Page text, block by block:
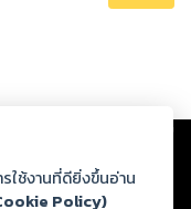
กฏว่าละเมิดสิทธิใน
ละศีลธรรม ดังนั้น ผู้อ่าน
อง และหากท่านพบว่าส่วน
ใช้งานที่ดียิ่งขึ้นอ่าน
Policy)